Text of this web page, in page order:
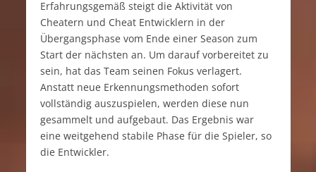
Erfahrungsgemäß steigt die Aktivität von
Cheatern und Cheat Entwicklern in der
Übergangsphase vom Ende einer Season zum
Start der nächsten an. Um darauf vorbereitet zu
sein, hat das Team seinen Fokus verlagert.
Anstatt neue Erkennungsmethoden sofort
vollständig auszuspielen, werden diese nun
gesammelt und aufgebaut. Das Ergebnis war
eine weitgehend stabile Phase für die Spieler, so
die Entwickler.